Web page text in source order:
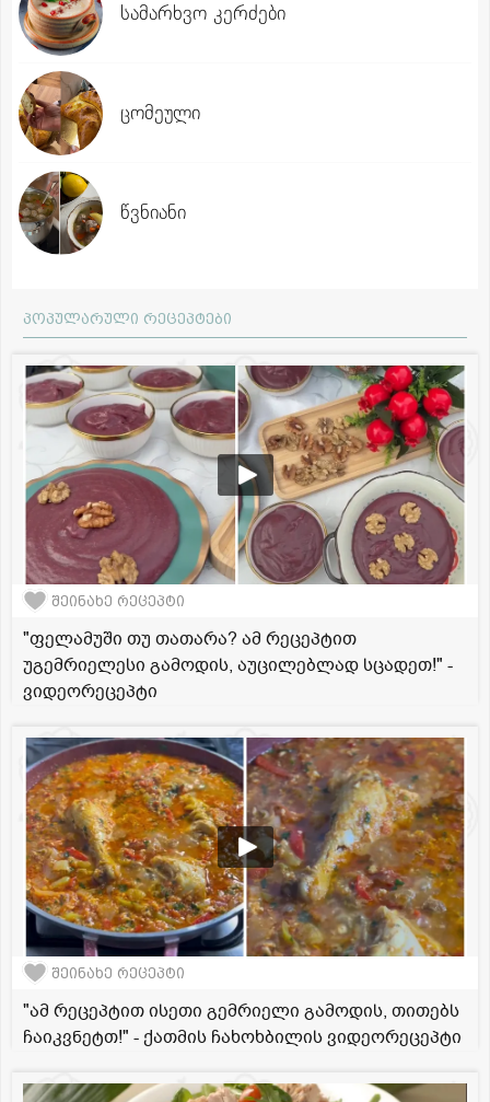
სამარხვო კერძები
ცომეული
წვნიანი
პოპულარული რეცეპტები
შეინახე რეცეპტი
"ფელამუში თუ თათარა? ამ რეცეპტით
უგემრიელესი გამოდის, აუცილებლად სცადეთ!" -
ვიდეორეცეპტი
შეინახე რეცეპტი
"ამ რეცეპტით ისეთი გემრიელი გამოდის, თითებს
ჩაიკვნეტთ!" - ქათმის ჩახოხბილის ვიდეორეცეპტი